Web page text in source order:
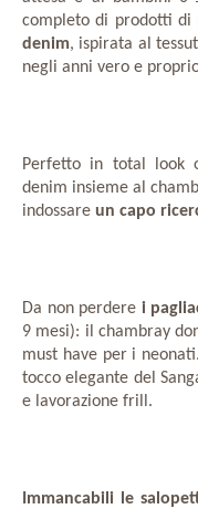
completo di prodotti di
denim, ispirata al
negli anni vero e
Perfetto in total look
denim insieme al
indossare un capo
Da non perdere i
9 mesi): il chambray
must have per i
tocco elegante del
e lavorazione frill.
Immancabili le